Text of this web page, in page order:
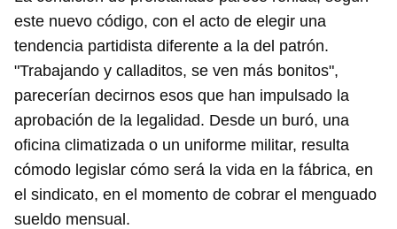
este nuevo código, con el acto de elegir una
tendencia partidista diferente a la del patrón.
"Trabajando y calladitos, se ven más bonitos",
parecerían decirnos esos que han impulsado la
aprobación de la legalidad. Desde un buró, una
oficina climatizada o un uniforme militar, resulta
cómodo legislar cómo será la vida en la fábrica, en
el sindicato, en el momento de cobrar el menguado
sueldo mensual.